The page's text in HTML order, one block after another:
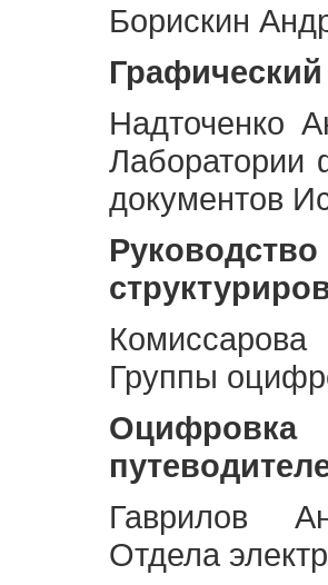
Борискин
Надточенко
Лаборатории
документов
Группы
Гаврилов
Отдела